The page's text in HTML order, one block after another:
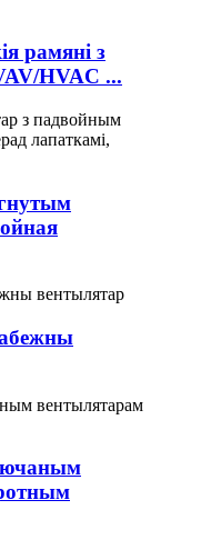
рамяні з
HVAC ...